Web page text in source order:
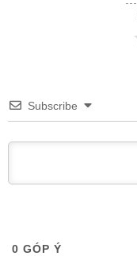
Subscribe
0 GÓP Ý